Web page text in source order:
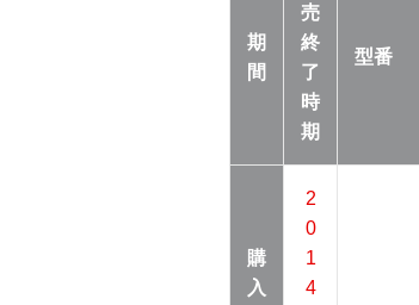
期
間
売
終
了
時
期
型番
購
入
2
0
1
4